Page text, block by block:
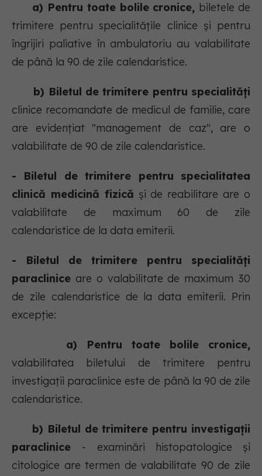
a) Pentru toate bolile cronice, biletele de
trimitere pentru specialitățile clinice și pentru
îngrijiri paliative în ambulatoriu au valabilitate
de până la 90 de zile calendaristice.
b) Biletul de trimitere pentru specialități
clinice recomandate de medicul de familie, care
are evidențiat "management de caz", are o
valabilitate de 90 de zile calendaristice.
- Biletul de trimitere pentru specialitatea
clinică medicină fizică și de reabilitare are o
valabilitate de maximum 60 de zile
calendaristice de la data emiterii.
- Biletul de trimitere pentru specialități
paraclinice are o valabilitate de maximum 30
de zile calendaristice de la data emiterii. Prin
excepție:
a) Pentru toate bolile cronice,
valabilitatea biletului de trimitere pentru
investigații paraclinice este de până la 90 de zile
calendaristice.
b) Biletul de trimitere pentru investigații
paraclinice - examinări histopatologice și
citologice are termen de valabilitate 90 de zile